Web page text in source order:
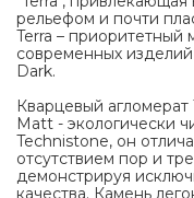
рельефом и почти
Terra –
современных
Dark.
Кварцевый
Matt - экологически
Technistone, он
отсутствием пор и
демонстрируя
качества. Камень